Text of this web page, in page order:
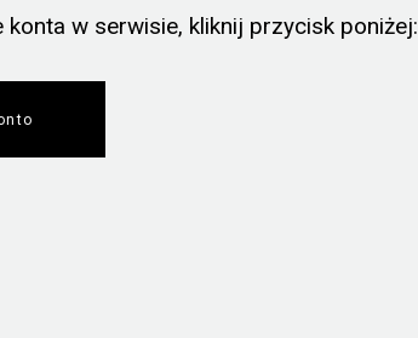
w serwisie, kliknij przycisk poniżej: